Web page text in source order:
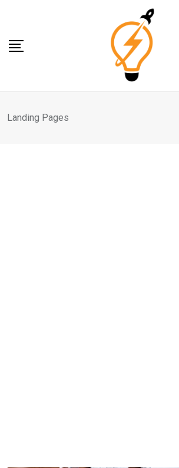
content
Landing Pages